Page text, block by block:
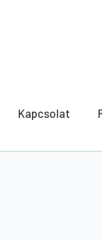
Kapcsolat